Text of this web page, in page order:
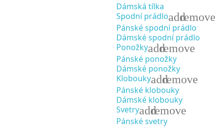
Dámská tílka
Spodní prádloaddremove
Pánské spodní prádlo
Dámské spodní prádlo
Ponožkyaddremove
Pánské ponožky
Dámské ponožky
Kloboukyaddremove
Pánské klobouky
Dámské klobouky
Svetryaddremove
Pánské svetry